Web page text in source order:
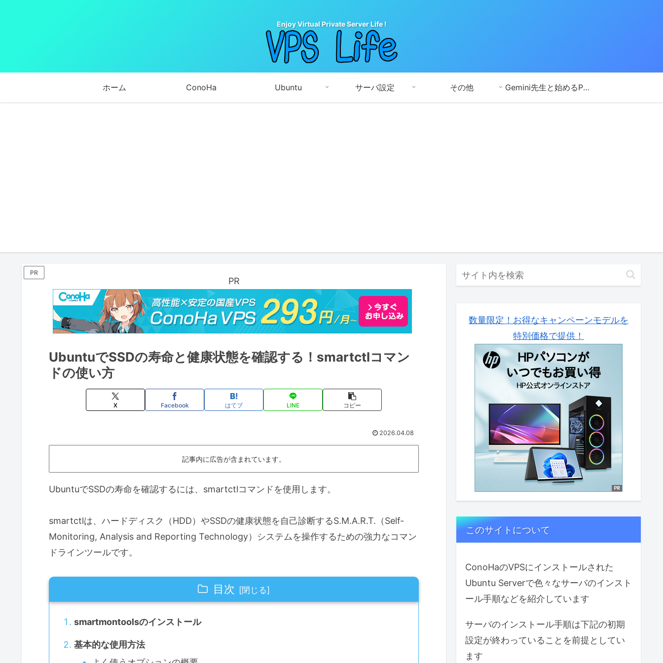
Enjoy Virtual Private Server Life !
ホーム ConoHa Ubuntu サーバ設定 その他 Gemini先生と始めるPython学習
PR
PR
UbuntuでSSDの寿命と健康状態を確認する！smartctlコマン
ドの使い方
X Facebook はてブ LINE コピー
2026.04.08
記事内に広告が含まれています。
UbuntuでSSDの寿命を確認するには、smartctlコマンドを使用します。
smartctlは、ハードディスク（HDD）やSSDの健康状態を自己診断するS.M.A.R.T.（Self-
Monitoring, Analysis and Reporting Technology）システムを操作するための強力なコマン
ドラインツールです。
目次
smartmontoolsのインストール
基本的な使用方法
数量限定！お得なキャンペーンモデルを
特別価格で提供！
このサイトについて
ConoHaのVPSにインストールされた
Ubuntu Serverで色々なサーバのインスト
ール手順などを紹介しています
サーバのインストール手順は下記の初期
設定が終わっていることを前提としてい
ます